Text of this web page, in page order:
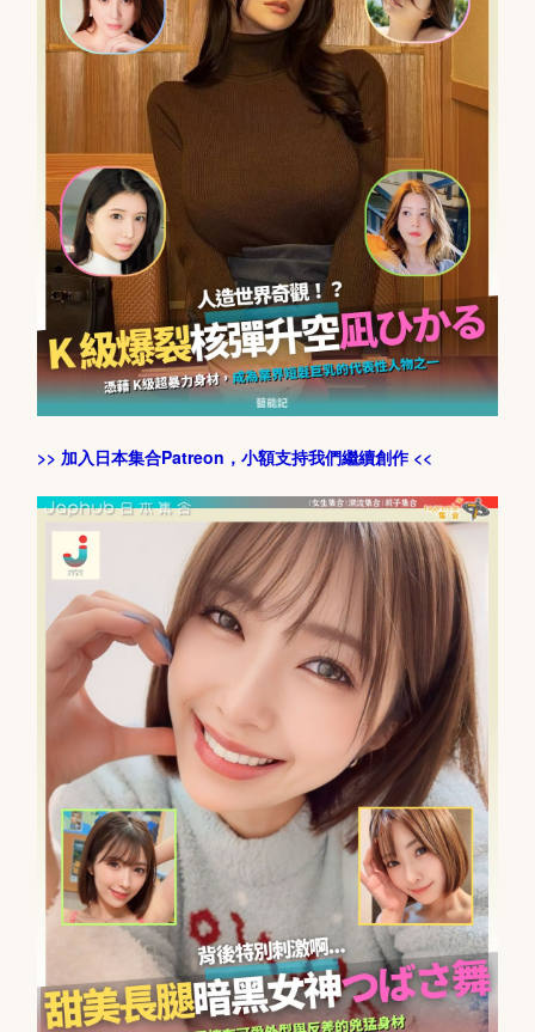
>> 加入日本集合Patreon，小額支持我們繼續創作 <<